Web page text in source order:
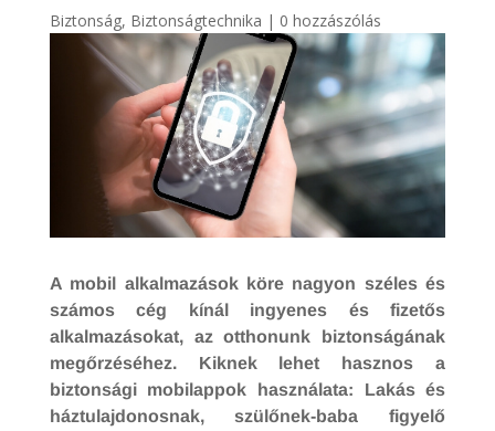
Biztonság, Biztonságtechnika | 0 hozzászólás
A mobil alkalmazások köre nagyon széles és
számos cég kínál ingyenes és fizetős
alkalmazásokat, az otthonunk biztonságának
megőrzéséhez. Kiknek lehet hasznos a
biztonsági mobilappok használata: Lakás és
háztulajdonosnak, szülőnek-baba figyelő